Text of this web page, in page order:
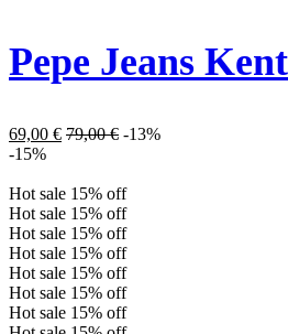
69,00 € 79,00€ -13%
-15%
Hot sale 15% off
Hot sale 15% off
Hot sale 15% off
Hot sale 15% off
Hot sale 15% off
Hot sale 15% off
Hot sale 15% off